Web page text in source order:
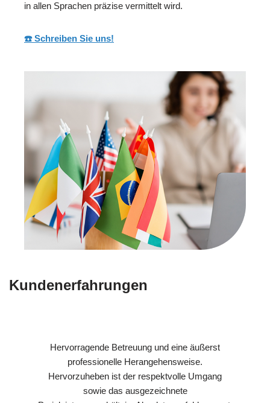
in allen Sprachen präzise vermittelt wird.
☎️ Schreiben Sie uns!
Kundenerfahrungen
Hervorragende Betreuung und eine äußerst
professionelle Herangehensweise.
Hervorzuheben ist der respektvolle Umgang
sowie das ausgezeichnete